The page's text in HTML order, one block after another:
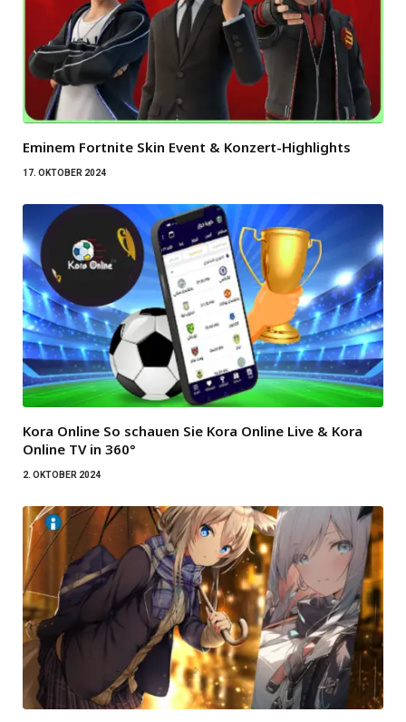
Eminem Fortnite Skin Event & Konzert-Highlights
17. OKTOBER 2024
Kora Online So schauen Sie Kora Online Live & Kora
Online TV in 360°
2. OKTOBER 2024